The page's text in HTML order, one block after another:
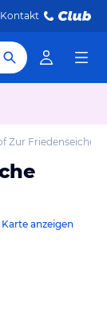
Kontakt
Zur Friedenseiche
anzeigen